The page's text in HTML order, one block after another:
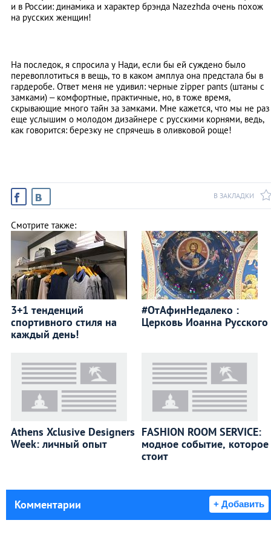
и в России: динамика и характер брэнда Nazezhda очень похож
на русских женщин!
На последок, я спросила у Нади, если бы ей суждено было
перевоплотиться в вещь, то в каком амплуа она предстала бы в
гардеробе. Ответ меня не удивил: черные zipper pants (штаны с
замками) – комфортные, практичные, но, в тоже время,
скрывающие много тайн за замками. Мне кажется, что мы не раз
еще услышим о молодом дизайнере с русскими корнями, ведь,
как говорится: березку не спрячешь в оливковой роще!
В ЗАКЛАДКИ
Смотрите также:
3+1 тенденций
спортивного стиля на
каждый день!
#ОтАфинНедалеко :
Церковь Иоанна Русского
Athens Xclusive Designers
Week: личный опыт
FASHION ROOM SERVICE:
модное событие, которое
стоит
Комментарии + Добавить